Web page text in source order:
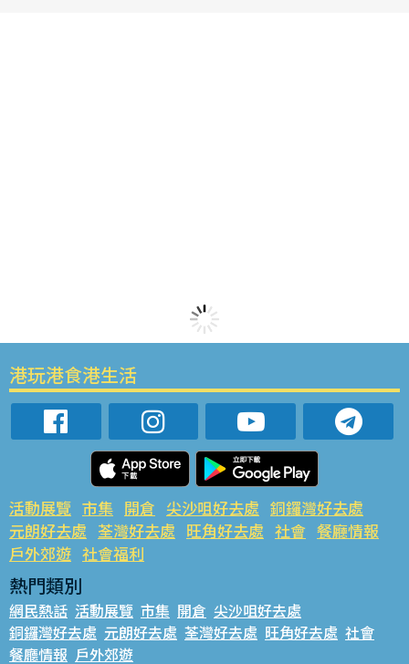
港玩港食港生活
活動展覽 市集 開倉 尖沙咀好去處 銅鑼灣好去處
元朗好去處 荃灣好去處 旺角好去處 社會 餐廳情報
戶外郊遊 社會福利
熱門類別
網民熱話 活動展覽 市集 開倉 尖沙咀好去處
銅鑼灣好去處 元朗好去處 荃灣好去處 旺角好去處 社會
餐廳情報 戶外郊遊